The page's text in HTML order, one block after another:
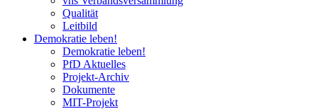
Qualität
Leitbild
Demokratie leben!
Demokratie leben!
PfD Aktuelles
Projekt-Archiv
Dokumente
MIT-Projekt